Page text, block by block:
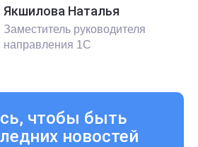
Якшилова Наталья
Заместитель руководителя
направления 1С
чтобы быть
новостей